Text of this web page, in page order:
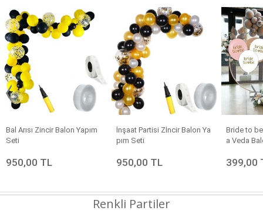
Bal Arısı Zincir Balon Yapım
Seti
950,00 TL
İnşaat Partisi Zİncir Balon Ya
pım Seti
950,00 TL
Bride to
a Veda
399,00
Renkli Partiler